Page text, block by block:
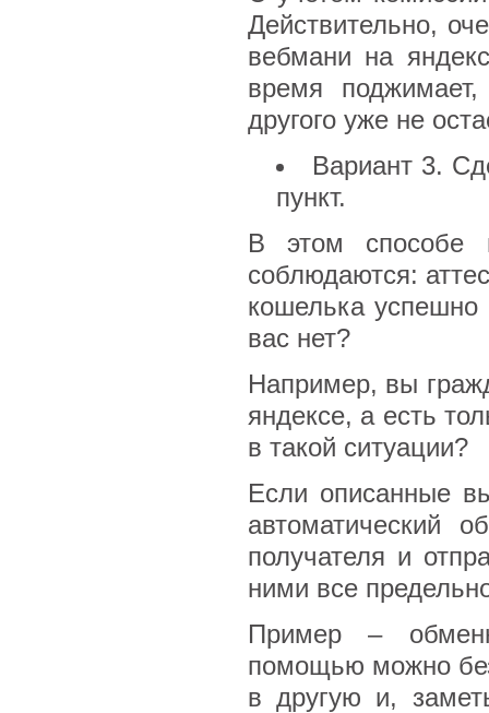
Действительно,
вебмани на
время
другого уже не
Вариант 3.
пункт.
В этом способе
соблюдаются:
кошелька успешно
вас нет?
Например, вы
яндексе, а есть
в такой ситуации?
Если описанные
автоматический
получателя и
ними все
Пример –
помощью можно
в другую и,